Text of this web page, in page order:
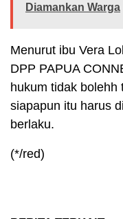
Diamankan Warga
Menurut ibu Vera
DPP PAPUA
hukum tidak bolehh
siapapun itu harus
berlaku.
(*/red)